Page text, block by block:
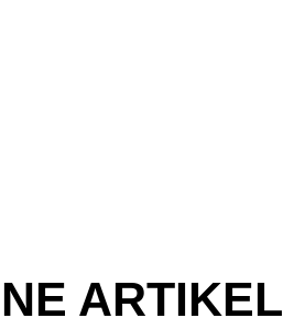
ARTIKEL